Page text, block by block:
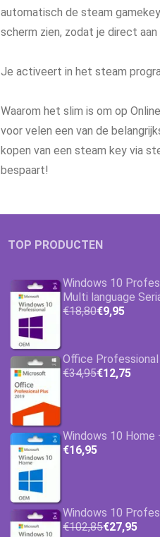
automatisch de steam
scherm zien, zodat je direct
Je activeert in het steam
Waarom het slim is om op
voor velen een van de
kopen van een steam key via
bespaart!
TOP PRODUCTEN
Windows 10
Multi language
€18,80€9,95
Office
€34,95€12,75
Windows 10 Home
€16,95
Windows 10
€102,85€27,95